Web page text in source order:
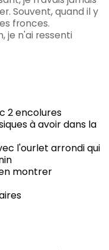
Souvent, quand il y
fronces.
je n'ai ressenti
2 encolures
à avoir dans la
l'ourlet arrondi qui
montrer